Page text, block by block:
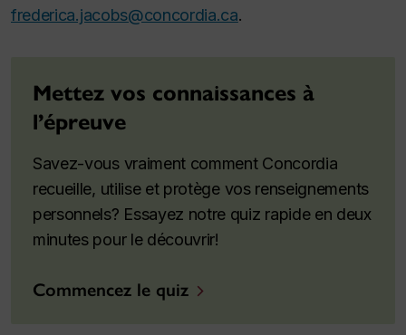
frederica.jacobs@concordia.ca.
Mettez vos connaissances à
l’épreuve
Savez-vous vraiment comment Concordia
recueille, utilise et protège vos renseignements
personnels? Essayez notre quiz rapide en deux
minutes pour le découvrir!
Commencez le quiz